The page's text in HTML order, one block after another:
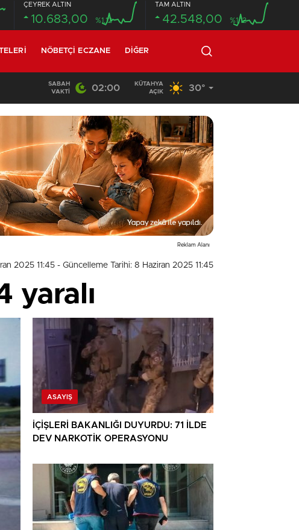
ÇEYREK ALTIN
10.683,00 %1,12
TAM ALTIN
42.548,00 %1,12
NÖBETÇI ECZANE DIĞER
22:15 / BUĞDAY YÜKLÜ TIR DEVRİLDİ: YAKLAŞIK 30 TON
SABAH
VAKTI
02:00
KÜTAHYA
AÇIK
30°
Reklam Alanı
2025 11:45 - Güncelleme Tarihi: 8 Haziran 2025 11:45
yaralı
ASAYIŞ
İÇİŞLERİ BAKANLIĞI DUYURDU: 71 İLDE
DEV NARKOTİK OPERASYONU